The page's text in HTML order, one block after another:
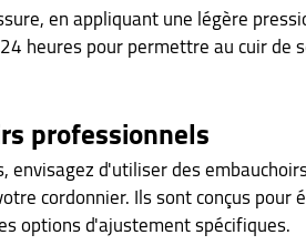
en appliquant une légère
heures pour permettre au cuir de
professionnels
d'utiliser des
cordonnier. Ils sont conçus pour
options d'ajustement spécifiques.